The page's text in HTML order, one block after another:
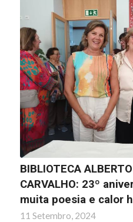
BIBLIOTECA
CARVALHO: 23º
muita poesia e calor
11 Setembro, 2024